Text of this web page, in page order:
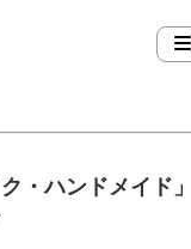
ク・ハンドメイド